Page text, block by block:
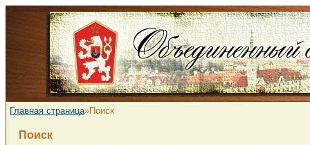
Главная страница»Поиск
Поиск